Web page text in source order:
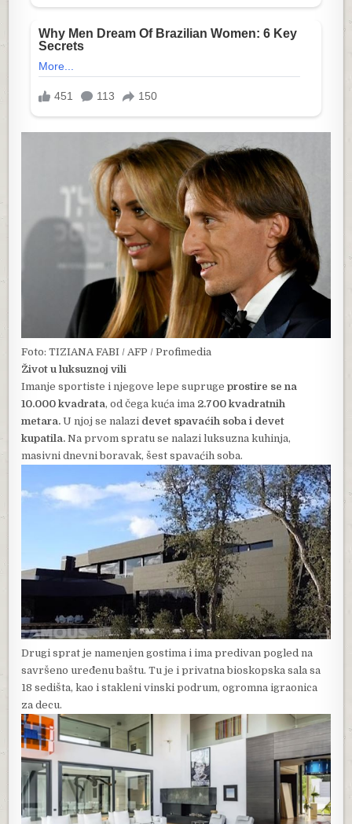
Foto: TIZIANA FABI / AFP / Profimedia
Život u luksuznoj vili
Imanje sportiste i njegove lepe suprugeprostire se na
10.000 kvadrata, od čega kuća ima 2.700 kvadratnih
metara.U njoj se nalazi devet spavaćih soba i devet
kupatila.Na prvom spratu se nalazi luksuzna kuhinja,
masivni dnevni boravak, šest spavaćih soba.
Drugi sprat je namenjen gostima i ima predivan pogled na
savršeno uređenu baštu. Tu je i privatna bioskopska sala sa
18 sedišta, kao i stakleni vinski podrum, ogromna igraonica
za decu.